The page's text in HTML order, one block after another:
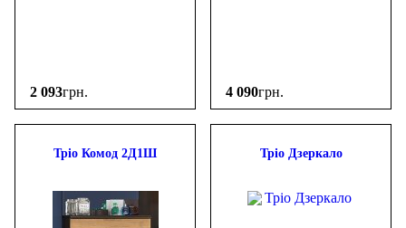
2 093грн. 4 090грн.
Тріо Комод 2Д1Ш Тріо Дзеркало